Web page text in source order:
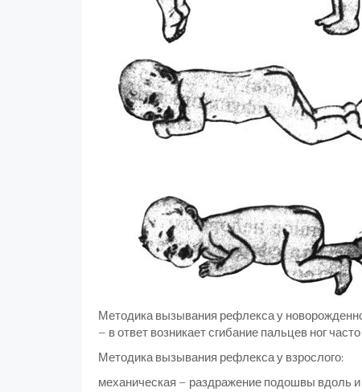
Методика вызывания рефлекса у
– в ответ возникает сгибание пальцев ног
Методика вызывания рефлекса у взрослого:
механическая – раздражение подошвы вдоль